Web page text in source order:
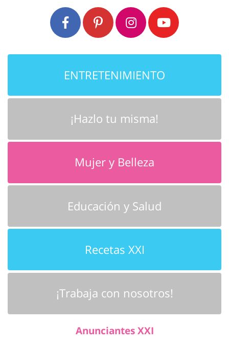
ENTRETENIMIENTO
¡Hazlo tu misma!
Mujer y Belleza
Educación y Salud
Recetas XXI
¡Trabaja con nosotros!
Anunciantes XXI